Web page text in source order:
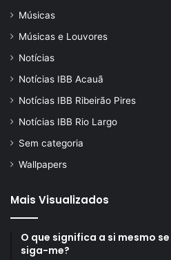
Músicas
Músicas e Louvores
Notícias
Notícias IBB Acauã
Notícias IBB Ribeirão Pires
Notícias IBB Rio Largo
Sem categoria
Wallpapers
Mais Visualizados
O que significa a si mesmo
siga-me?